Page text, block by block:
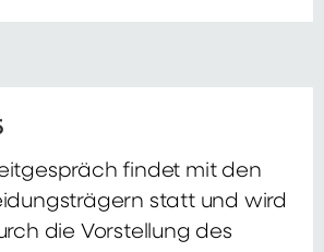
findet mit den
statt und wird
die Vorstellung des